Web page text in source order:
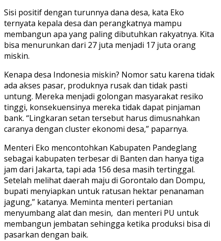
Sisi positif dengan turunnya dana desa, kata Eko
ternyata kepala desa dan perangkatnya mampu
membangun apa yang paling dibutuhkan rakyatnya. Kita
bisa menurunkan dari 27 juta menjadi 17 juta orang
miskin.
Kenapa desa Indonesia miskin? Nomor satu karena tidak
ada akses pasar, produknya rusak dan tidak pasti
untung. Mereka menjadi golongan masyarakat resiko
tinggi, konsekuensinya mereka tidak dapat pinjaman
bank. “Lingkaran setan tersebut harus dimusnahkan
caranya dengan cluster ekonomi desa,” paparnya.
Menteri Eko mencontohkan Kabupaten Pandeglang
sebagai kabupaten terbesar di Banten dan hanya tiga
jam dari Jakarta, tapi ada 156 desa masih tertinggal.
Setelah melihat daerah maju di Gorontalo dan Dompu,
bupati menyiapkan untuk ratusan hektar penanaman
jagung,” katanya. Meminta menteri pertanian
menyumbang alat dan mesin, dan menteri PU untuk
membangun jembatan sehingga ketika produksi bisa di
pasarkan dengan baik.